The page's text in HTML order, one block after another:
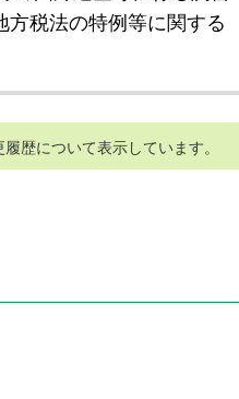
税法の特例等に関する
歴について表示しています。